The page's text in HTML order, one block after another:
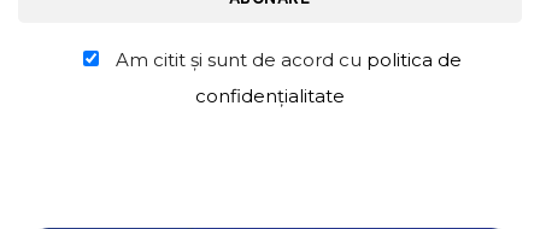
Am citit şi sunt de acord cu politica de
confidențialitate